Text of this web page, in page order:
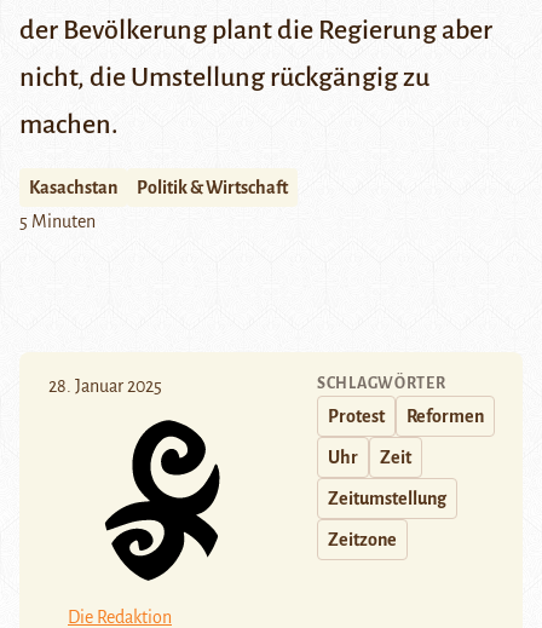
der Bevölkerung plant die Regierung aber
nicht, die Umstellung rückgängig zu
machen.
Kasachstan
Politik & Wirtschaft
5 Minuten
28. Januar 2025
Die Redaktion
SCHLAGWÖRTER
Protest Reformen
Uhr Zeit
Zeitumstellung
Zeitzone